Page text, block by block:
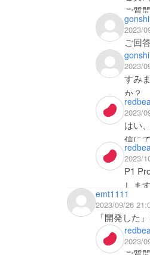
ご質
現在
いた
2023/
ご回
2023/
すみ
か？
2023/
はい
信に
2023/
P1
しま
P1
ぜひ
今後
emt1111
2023/09/26
「開発した
2023/